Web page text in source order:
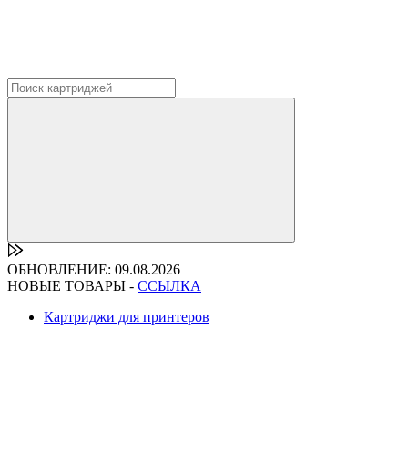
ОБНОВЛЕНИЕ: 09.08.2026
НОВЫЕ ТОВАРЫ - ССЫЛКА
Картриджи для принтеров